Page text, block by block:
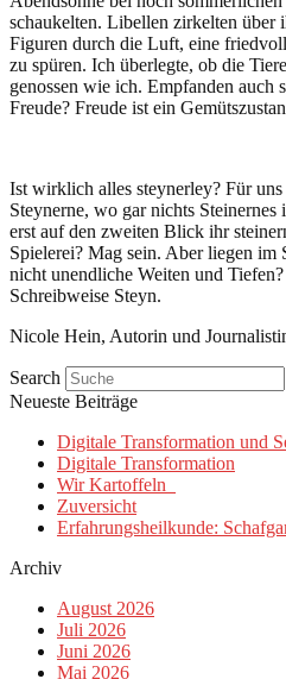
schaukelten. Libellen zirkelten über
Figuren durch die Luft, eine
zu spüren. Ich überlegte, ob die
genossen wie ich. Empfanden auch
Freude? Freude ist ein
Ist wirklich alles steynerley? Für
Steynerne, wo gar nichts
erst auf den zweiten Blick ihr
Spielerei? Mag sein. Aber liegen
nicht unendliche Weiten und
Schreibweise Steyn.
Nicole Hein, Autorin und
Search
Neueste Beiträge
Digitale Transformation und
Digitale Transformation
Wir Kartoffeln
Zuversicht
Erfahrungsheilkunde:
Archiv
August 2026
Juli 2026
Juni 2026
Mai 2026